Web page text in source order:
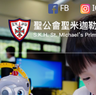
FB